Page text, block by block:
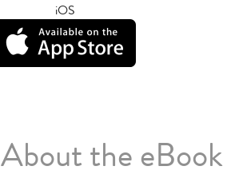
iOS
About the eBook